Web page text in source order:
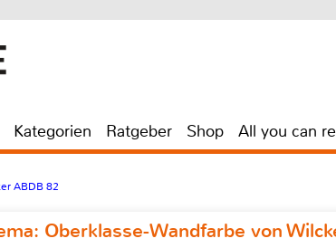
Kategorien Ratgeber Shop All you can
ABDB 82
Oberklasse-Wandfarbe von